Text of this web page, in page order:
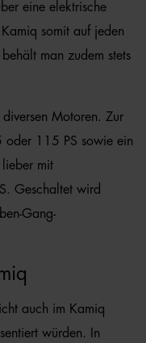
eine elektrische
somit auf jeden
man zudem stets
Motoren. Zur
oder 115 PS sowie ein
mit
Geschaltet wird
Gang-
auch im Kamiq
würden. In